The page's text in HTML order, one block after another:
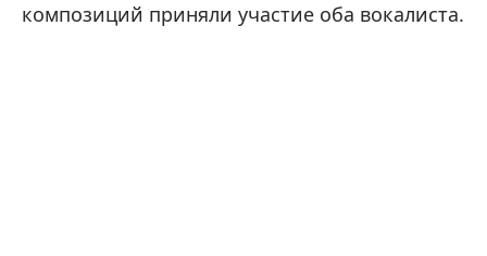
композиций приняли участие оба вокалиста.